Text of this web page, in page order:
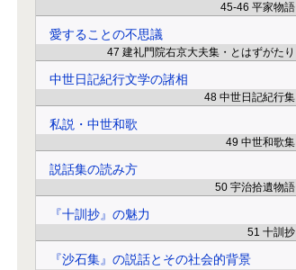
45-46 平家物語
愛することの不思議
47 建礼門院右京大夫集・とはずがたり
中世日記紀行文学の諸相
48 中世日記紀行集
私説・中世和歌
49 中世和歌集
説話集の読み方
50 宇治拾遺物語
『十訓抄』の魅力
51 十訓抄
『沙石集』の説話とその社会的背景